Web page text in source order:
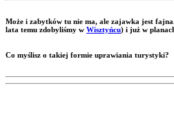
Może i zabytków tu nie ma, ale zajawka jest
lata temu zdobyliśmy w Wisztyńcu) i już w
Co myślisz o takiej formie uprawiania turystyki?